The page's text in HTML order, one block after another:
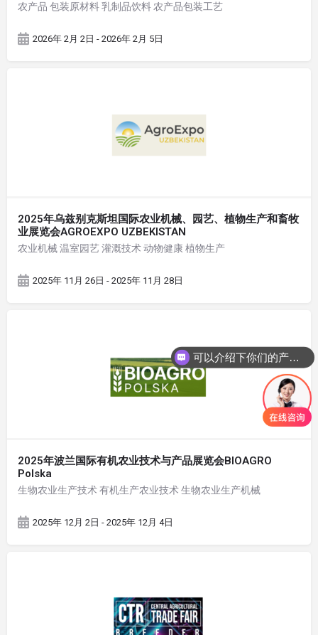
农产品 包装原材料 乳制品饮料 农产品包装工艺
2026年 2月 2日 - 2026年 2月 5日
2025年乌兹别克斯坦国际农业机械、园艺、植物生产和畜牧
业展览会AGROEXPO UZBEKISTAN
农业机械 温室园艺 灌溉技术 动物健康 植物生产
2025年 11月 26日 - 2025年 11月 28日
2025年波兰国际有机农业技术与产品展览会BIOAGRO
Polska
生物农业生产技术 有机生产农业技术 生物农业生产机械
2025年 12月 2日 - 2025年 12月 4日
可以介绍下你们的产品么